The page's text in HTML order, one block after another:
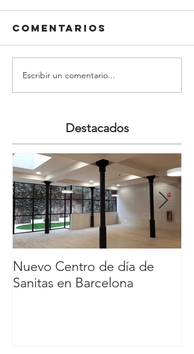
Comentarios
Escribir un comentario...
Destacados
Nuevo Centro de día de
Sanitas en Barcelona